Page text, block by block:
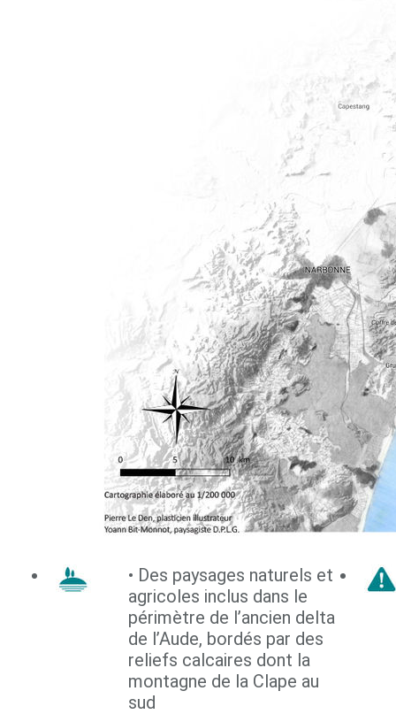
• Des paysages naturels et
agricoles inclus dans le
périmètre de l’ancien delta
de l’Aude, bordés par des
reliefs calcaires dont la
montagne de la Clape au
sud